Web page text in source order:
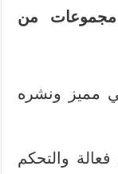
مجموعات من
مميز ونشره
والتحكم